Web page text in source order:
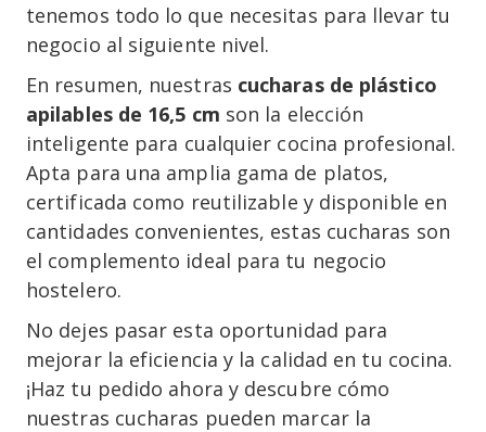
tenemos todo lo que necesitas para llevar tu
negocio al siguiente nivel.
En resumen, nuestras cucharas de plástico
apilables de 16,5 cm son la elección
inteligente para cualquier cocina profesional.
Apta para una amplia gama de platos,
certificada como reutilizable y disponible en
cantidades convenientes, estas cucharas son
el complemento ideal para tu negocio
hostelero.
No dejes pasar esta oportunidad para
mejorar la eficiencia y la calidad en tu cocina.
¡Haz tu pedido ahora y descubre cómo
nuestras cucharas pueden marcar la